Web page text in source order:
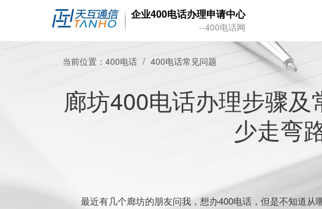
企业400电话办理申请中心
--400电话网
当前位置： 400电话 400电话常见问题
廊坊400电话办理步骤
少走弯
最近有几个廊坊的朋友问我，想办400电话，但是不知道从